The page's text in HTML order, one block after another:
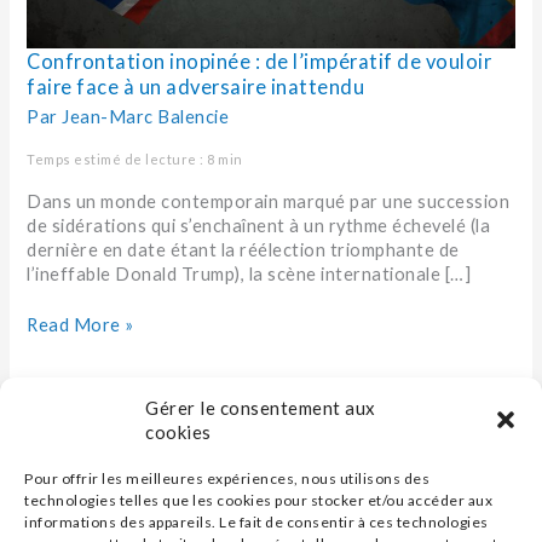
Gérer le consentement aux
cookies
Pour offrir les meilleures expériences, nous utilisons des
technologies telles que les cookies pour stocker et/ou accéder aux
informations des appareils. Le fait de consentir à ces technologies
Confrontation inopinée : de l’impératif de vouloir
faire face à un adversaire inattendu
Par Jean-Marc Balencie
Temps estimé de lecture : 8 min
Dans un monde contemporain marqué par une succession
de sidérations qui s’enchaînent à un rythme échevelé (la
dernière en date étant la réélection triomphante de
l’ineffable Donald Trump), la scène internationale […]
Read More »